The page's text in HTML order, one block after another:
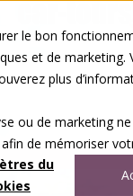
le bon
et de marketing.
plus
ou de marketing
de mémoriser
du